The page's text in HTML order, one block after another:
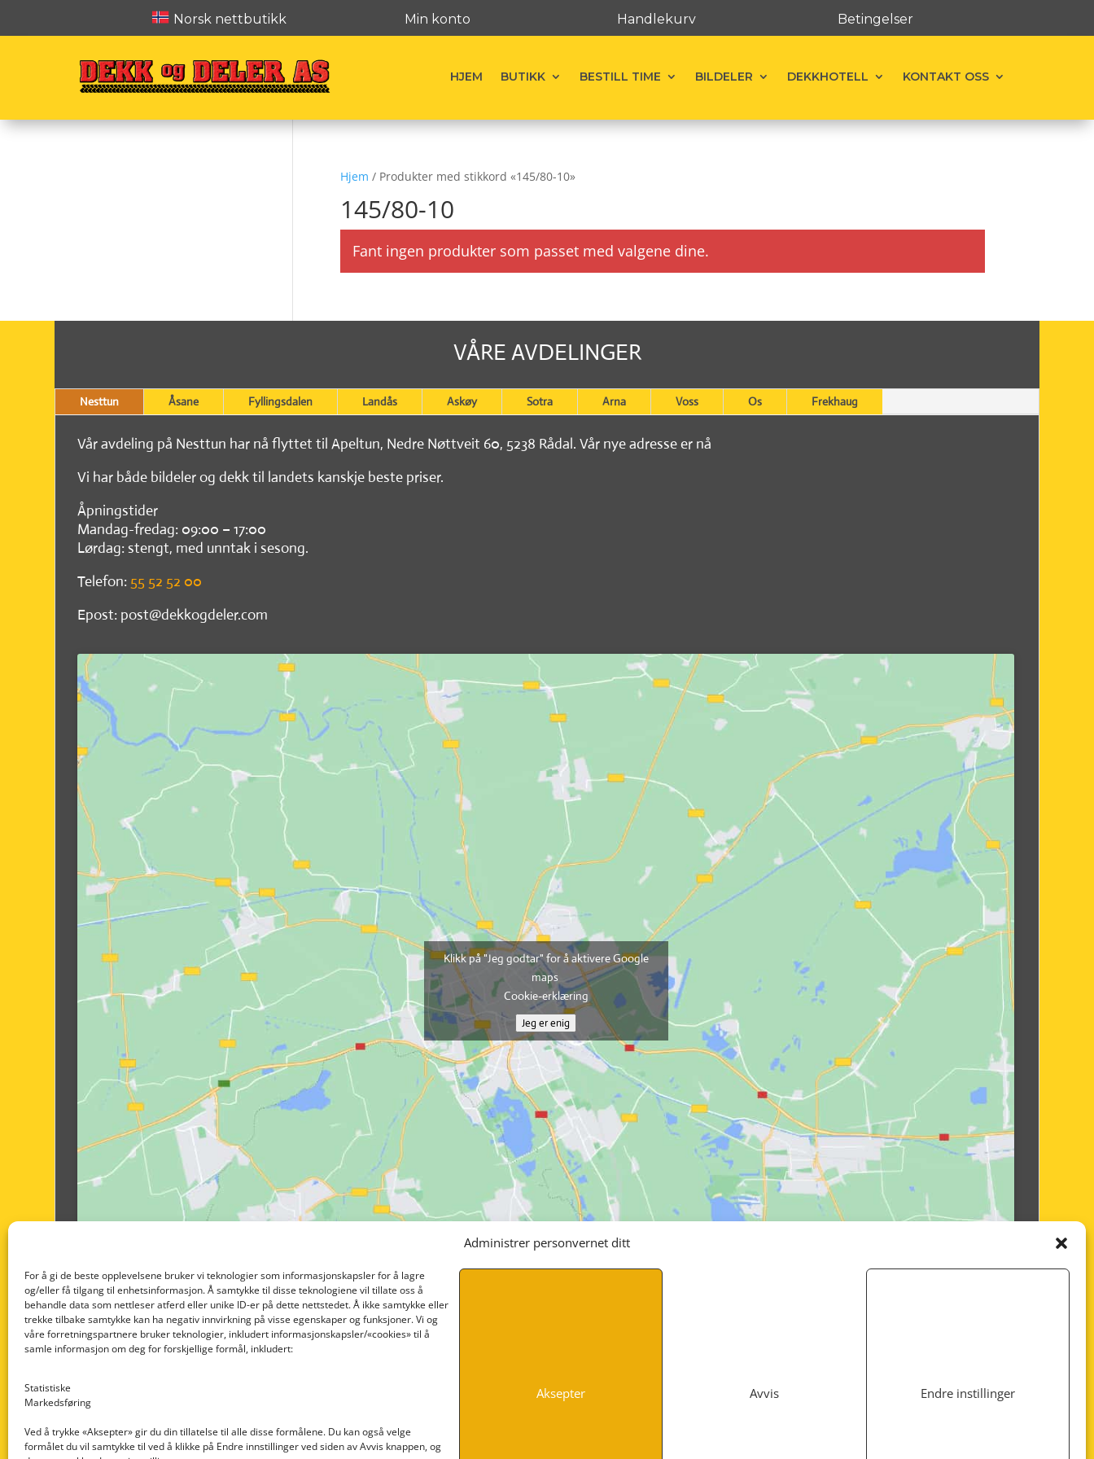
Administrer personvernet ditt
For å gi de beste opplevelsene bruker vi teknologier som informasjonskapsler for å lagre
og/eller få tilgang til enhetsinformasjon. Å samtykke til disse teknologiene vil tillate oss å
behandle data som nettleser atferd eller unike ID-er på dette nettstedet. Å ikke samtykke eller
trekke tilbake samtykke kan ha negativ innvirkning på visse egenskaper og funksjoner. Vi og
våre forretningspartnere bruker teknologier, inkludert informasjonskapsler/«cookies» til å
samle informasjon om deg for forskjellige formål, inkludert:
Statistiske
Markedsføring
Ved å trykke «Aksepter» gir du din tillatelse til alle disse formålene. Du kan også velge
formålet du vil samtykke til ved å klikke på Endre innstillinger ved siden av Avvis knappen, og
Aksepter Avvis Endre instillinger
Norsk nettbutikk Min konto Handlekurv Betingelser
HJEM BUTIKK BESTILL TIME BILDELER DEKKHOTELL KONTAKT OSS
Hjem / Produkter med stikkord «145/80-10»
145/80-10
Fant ingen produkter som passet med valgene dine.
VÅRE AVDELINGER
Nesttun Åsane Fyllingsdalen Landås Askøy Sotra Arna Voss Os Frekhaug
Vår avdeling på Nesttun har nå flyttet til Apeltun, Nedre Nøttveit 60, 5238 Rådal. Vår nye adresse er nå
Vi har både bildeler og dekk til landets kanskje beste priser.
Åpningstider
Mandag-fredag: 09:00 – 17:00
Lørdag: stengt, med unntak i sesong.
Telefon: 55 52 52 00
Epost: post@dekkogdeler.com
Klikk på "Jeg godtar" for å aktivere Google
maps
Cookie-erklæring
Jeg er enig
Nedre Nøttveit 60, 5238 Rådal
INFORMASJON